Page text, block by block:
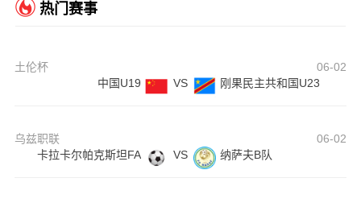
热门赛事
土伦杯
06-02
中国U19
VS 刚果民主共和国U23
乌兹职联
06-02
卡拉卡尔帕克斯坦FA
VS 纳萨夫B队